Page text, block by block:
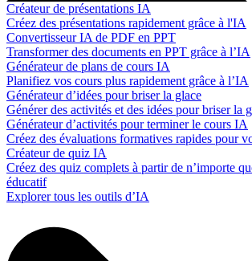
Créateur de présentations IA
Créez des présentations rapidement grâce à l'IA
Convertisseur IA de PDF en PPT
Transformer des documents en PPT grâce à l’IA
Générateur de plans de cours IA
Planifiez vos cours plus rapidement grâce à l’IA
Générateur d’idées pour briser la glace
Générer des activités et des idées pour briser la
Générateur d’activités pour terminer le cours IA
Créez des évaluations formatives rapides pour
Créateur de quiz IA
Créez des quiz complets à partir de n’importe
éducatif
Explorer tous les outils d’IA